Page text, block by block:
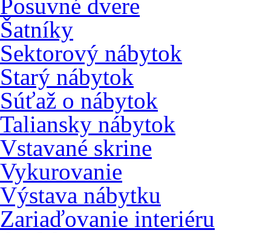
Posuvné dvere
Šatníky
Sektorový nábytok
Starý nábytok
Súťaž o nábytok
Taliansky nábytok
Vstavané skrine
Vykurovanie
Výstava nábytku
Zariaďovanie interiéru